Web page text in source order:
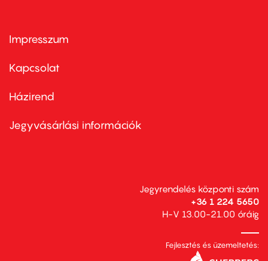
Footer
first
Impresszum
Kapcsolat
Footer
second
Házirend
Jegyvásárlási információk
Jegyrendelés központi szám
+36 1 224 5650
H-V 13.00-21.00 óráig
Fejlesztés és üzemeltetés: